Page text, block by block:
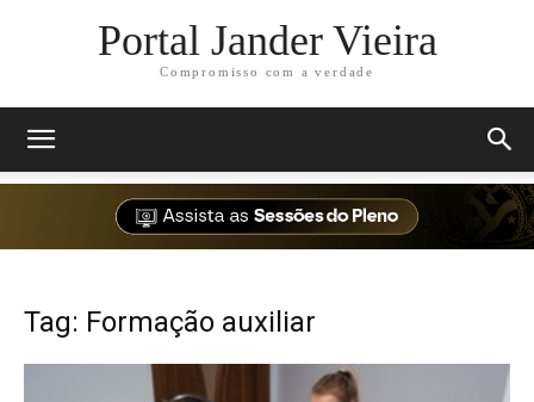
Portal Jander Vieira
Compromisso com a verdade
Tag: Formação auxiliar